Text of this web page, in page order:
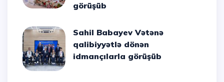
görüşüb
Sahil Babayev Vətənə
qalibiyyətlə dönən
idmançılarla görüşüb